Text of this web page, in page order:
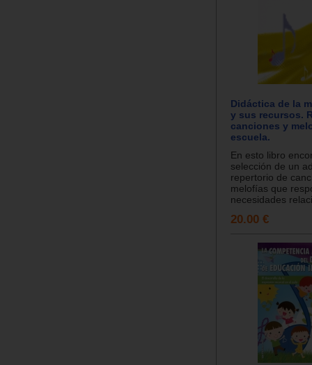
Didáctica de la
y sus recursos.
canciones y
escuela.
En esto libro
selección de un
repertorio de
melofías que
necesidades
20.00 €